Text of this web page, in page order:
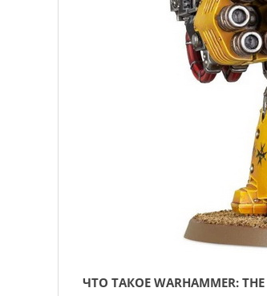
ЧТО ТАКОЕ WARHAMMER: THE